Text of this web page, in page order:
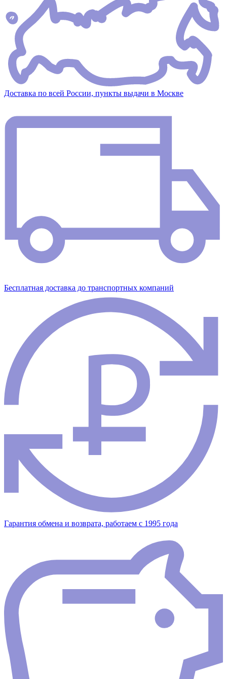
Доставка по всей России, пункты выдачи в Москве
Бесплатная доставка до транспортных компаний
Гарантия обмена и возврата, работаем с 1995 года